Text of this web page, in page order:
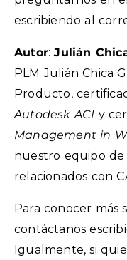
escribiendo al
Autor:Julián
PLM Julián Chica
Producto,
Autodesk ACI y
Management in
nuestro equipo de
relacionados con
Para conocer más
contáctanos
Igualmente, si